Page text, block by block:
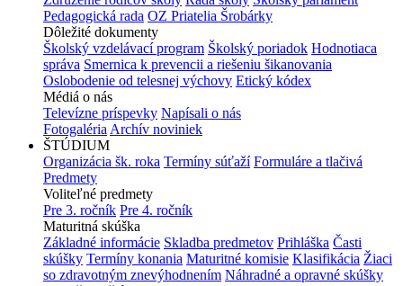
Pedagogická rada OZ Priatelia Šrobárky
Dôležité dokumenty
Školský vzdelávací program Školský poriadok Hodnotiaca
správa Smernica k prevencii a riešeniu šikanovania
Oslobodenie od telesnej výchovy Etický kódex
Médiá o nás
Televízne príspevky Napísali o nás
Fotogaléria Archív noviniek
ŠTÚDIUM
Organizácia šk. roka Termíny súťaží Formuláre a tlačivá
Predmety
Voliteľné predmety
Pre 3. ročník Pre 4. ročník
Maturitná skúška
Základné informácie Skladba predmetov Prihláška Časti
skúšky Termíny konania Maturitné komisie Klasifikácia Žiaci
so zdravotným znevýhodnením Náhradné a opravné skúšky